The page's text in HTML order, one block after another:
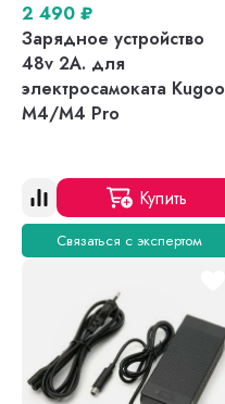
2 490 ₽
Зарядное устройство
48v 2A. для
электросамоката Kugoo
M4/M4 Pro
Купить
Связаться с экспертом